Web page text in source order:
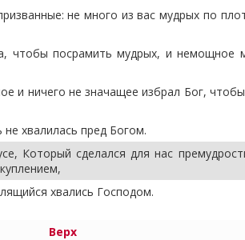
не много из вас мудрых по
чтобы посрамить мудрых, и немощное
и ничего не значащее избрал Бог,
хвалилась пред Богом.
Который сделался для нас
хвались Господом.
Верх